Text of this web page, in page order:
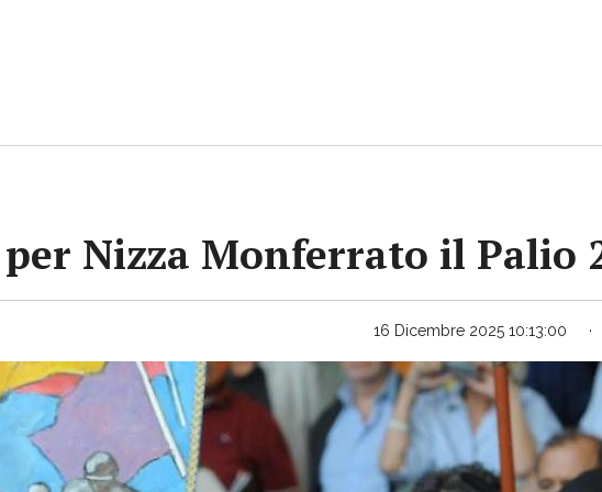
Nizza Monferrato il Palio
16 Dicembre 2025 10:13:00